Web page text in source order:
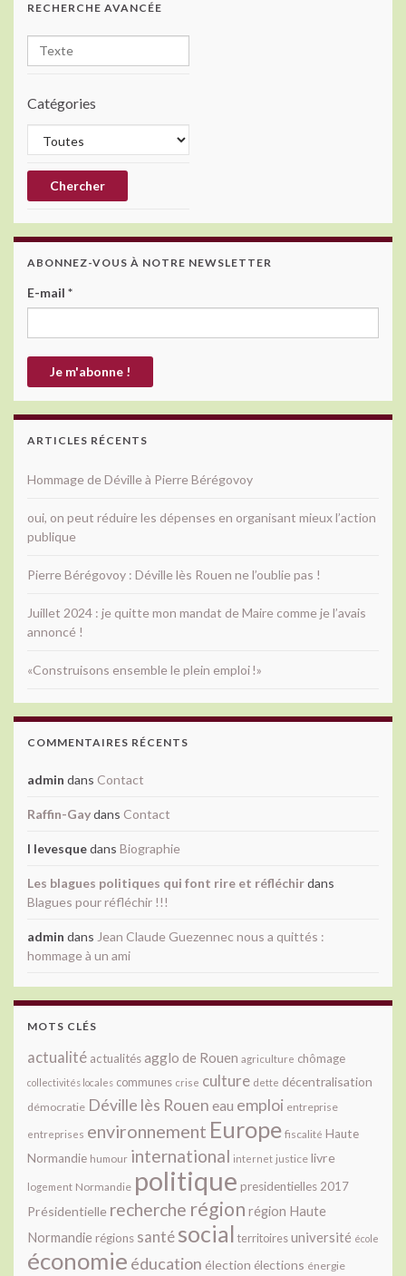
RECHERCHE AVANCÉE
Catégories
ABONNEZ-VOUS À NOTRE NEWSLETTER
E-mail *
ARTICLES RÉCENTS
Hommage de Déville à Pierre Bérégovoy
oui, on peut réduire les dépenses en organisant mieux l’action
publique
Pierre Bérégovoy : Déville lès Rouen ne l’oublie pas !
Juillet 2024 : je quitte mon mandat de Maire comme je l’avais
annoncé !
«Construisons ensemble le plein emploi !»
COMMENTAIRES RÉCENTS
admin dans Contact
Raffin-Gaydans Contact
l levesquedans Biographie
Les blagues politiques qui font rire et réfléchirdans
Blagues pour réfléchir !!!
admin dans Jean Claude Guezennec nous a quittés :
hommage à un ami
MOTS CLÉS
actualité actualitésagglo de Rouen agriculture chômage
collectivités locales communes crise culture dette décentralisation
démocratie Déville lès Rouen eau emploi entreprise
entreprises environnement Europe fiscalité Haute
Normandie humour international internet justice livre
logement Normandie politique presidentielles 2017
Présidentielle recherche région région Haute
Normandie régions santésocial territoiresuniversité école
économie éducation élection élections énergie